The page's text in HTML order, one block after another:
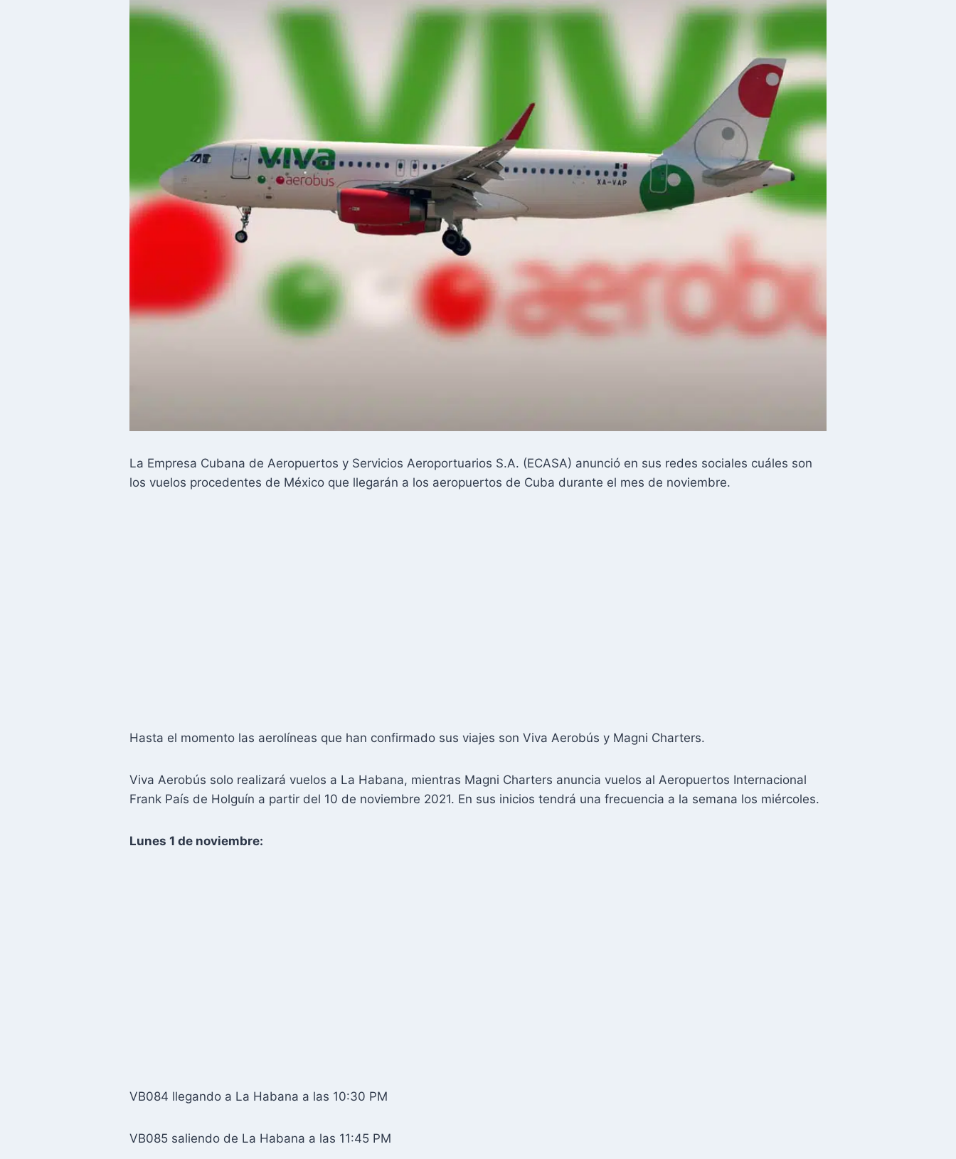
La Empresa Cubana de Aeropuertos y Servicios Aeroportuarios S.A. (ECASA) anunció en sus redes sociales cuáles son
los vuelos procedentes de México que llegarán a los aeropuertos de Cuba durante el mes de noviembre.
Hasta el momento las aerolíneas que han confirmado sus viajes son Viva Aerobús y Magni Charters.
Viva Aerobús solo realizará vuelos a La Habana, mientras Magni Charters anuncia vuelos al Aeropuertos Internacional
Frank País de Holguín a partir del 10 de noviembre 2021. En sus inicios tendrá una frecuencia a la semana los miércoles.
Lunes 1 de noviembre:
VB084 llegando a La Habana a las 10:30 PM
VB085 saliendo de La Habana a las 11:45 PM